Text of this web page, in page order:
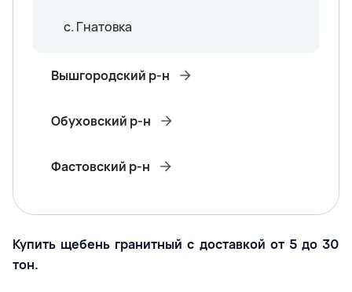
Купить щебень гранитный с доставкой от 5 до 30
тон.
с. Гнатовка
Вышгородский р-н
Обуховский р-н
Фастовский р-н